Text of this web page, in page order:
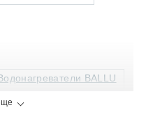
BALLU